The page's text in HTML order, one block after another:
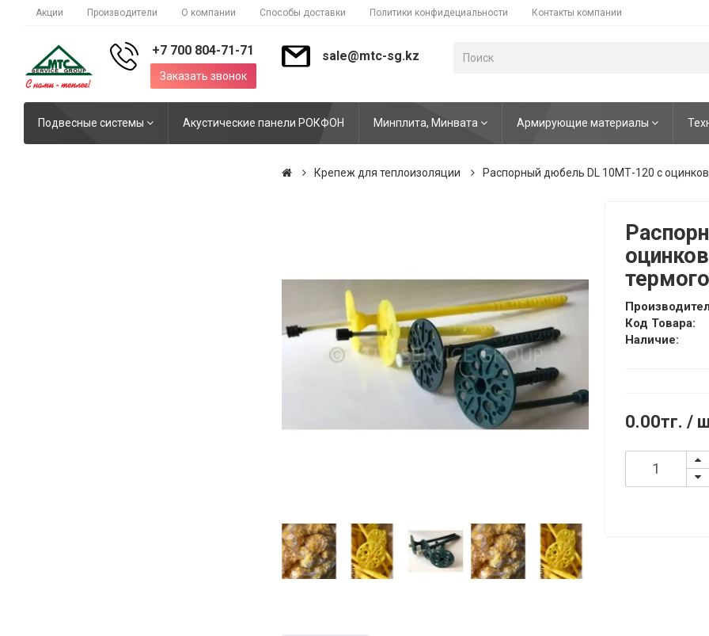
Акции Производители О компании Способы доставки Политики конфидециальности Контакты компании
+7 700 804-71-71
Заказать звонок
sale@mtc-sg.kz
Подвесные системы Акустические панели РОКФОН Минплита, Минвата Армирующие материалы
Крепеж для теплоизоляции Распорный дюбель DL 10МТ-120 с
Код Товара:
Наличие:
0.00тг. /